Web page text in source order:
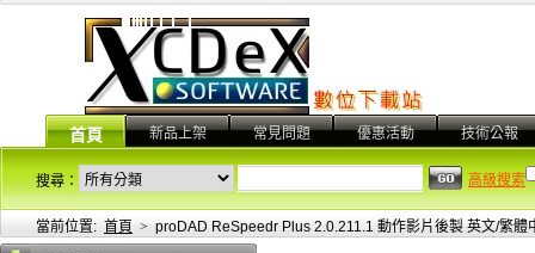
首頁 新品上架 常見問題 優惠活動 技術公報
搜尋： 高級搜索
當前位置: 首頁 > proDAD ReSpeedr Plus 2.0.211.1 動作影片後製 英文/繁體